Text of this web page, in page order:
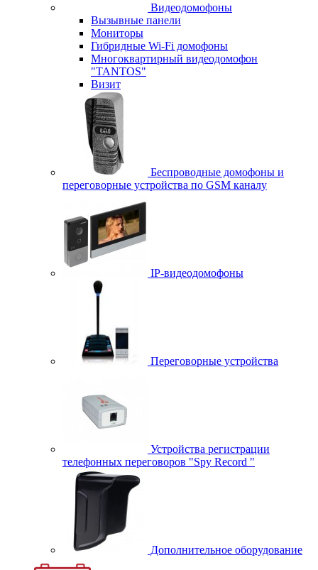
Видеодомофоны
Вызывные панели
Мониторы
Гибридные Wi-Fi домофоны
Многоквартирный видеодомофон
"TANTOS"
Визит
Беспроводные домофоны и
переговорные устройства по GSM каналу
IP-видеодомофоны
Переговорные устройства
Устройства регистрации
телефонных переговоров "Spy Record "
Дополнительное оборудование